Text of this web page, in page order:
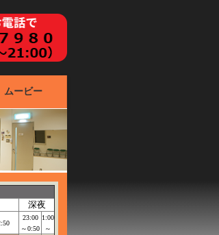
ムービー
深夜
23:00
～0:50
1:00
～